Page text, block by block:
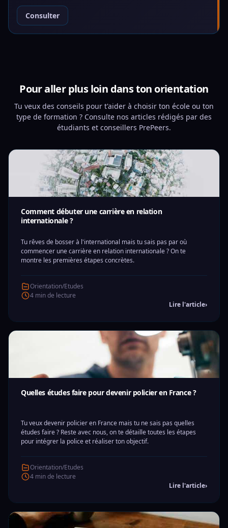
Consulter
Pour aller plus loin dans ton orientation
Tu veux des conseils pour t'aider à choisir ton école ou ton
type de formation ? Consulte nos articles rédigés par des
étudiants et conseillers PrePeers.
Comment débuter une carrière en relation
internationale ?
Tu rêves de bosser à l'international mais tu sais pas par où
commencer une carrière en relation internationale ? On te
montre les premières étapes concrètes.
Orientation/Etudes
4 min de lecture
Lire l'article›
Quelles études faire pour devenir policier en France ?
Tu veux devenir policier en France mais tu ne sais pas quelles
études faire ? Reste avec nous, on te détaille toutes les étapes
pour intégrer la police et réaliser ton objectif.
Orientation/Etudes
4 min de lecture
Lire l'article›